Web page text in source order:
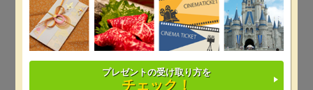
土日祝：35万円～※ 開催日時によっては保証料が変動し
ます。
設備
プレゼントの受け取り方を
チェック！